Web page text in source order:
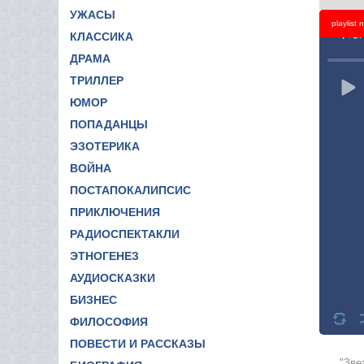
УЖАСЫ
КЛАССИКА
ДРАМА
ТРИЛЛЕР
ЮМОР
ПОПАДАНЦЫ
ЭЗОТЕРИКА
ВОЙНА
ПОСТАПОКАЛИПСИС
ПРИКЛЮЧЕНИЯ
РАДИОСПЕКТАКЛИ
ЭТНОГЕНЕЗ
АУДИОСКАЗКИ
БИЗНЕС
ФИЛОСОФИЯ
ПОВЕСТИ И РАССКАЗЫ
playlist